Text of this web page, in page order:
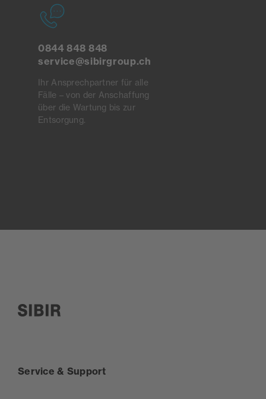
0844 848 848
service@sibirgroup.ch
Ihr Ansprechpartner für alle
Fälle – von der Anschaffung
über die Wartung bis zur
Entsorgung.
Service & Support